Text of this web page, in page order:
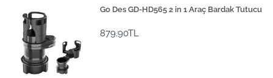
Go Des GD-HD565 2 in 1 Araç Bardak Tutucu
879.90TL